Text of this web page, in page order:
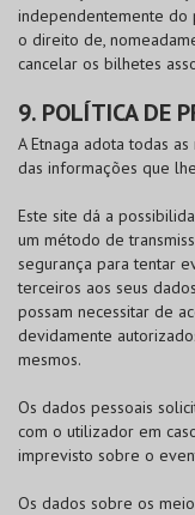
independentemente do
o direito de,
cancelar os bilhetes
9. POLÍTICA DE
A Etnaga adota todas
das informações que
Este site dá a
um método de
segurança para tentar
terceiros aos seus
possam necessitar de
devidamente
mesmos.
Os dados pessoais
com o utilizador em
imprevisto sobre o
Os dados sobre os